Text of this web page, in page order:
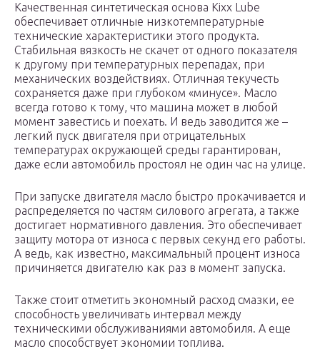
Качественная синтетическая основа Кiхх Lube
обеспечивает отличные низкотемпературные
технические характеристики этого продукта.
Стабильная вязкость не скачет от одного показателя
к другому при температурных перепадах, при
механических воздействиях. Отличная текучесть
сохраняется даже при глубоком «минусе». Масло
всегда готово к тому, что машина может в любой
момент завестись и поехать. И ведь заводится же –
легкий пуск двигателя при отрицательных
температурах окружающей среды гарантирован,
даже если автомобиль простоял не один час на улице.
При запуске двигателя масло быстро прокачивается и
распределяется по частям силового агрегата, а также
достигает нормативного давления. Это обеспечивает
защиту мотора от износа с первых секунд его работы.
А ведь, как известно, максимальный процент износа
причиняется двигателю как раз в момент запуска.
Также стоит отметить экономный расход смазки, ее
способность увеличивать интервал между
техническими обслуживаниями автомобиля. А еще
масло способствует экономии топлива.